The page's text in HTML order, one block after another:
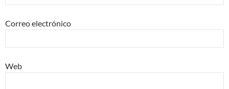
Correo electrónico
Web